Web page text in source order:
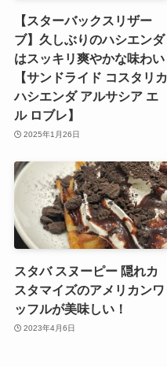
【スターバックスリザー
ブ】久しぶりのハシエンダ
はスッキリ爽やかな味わい
【サンドライド コスタリカ
ハシエンダ アルサシア エ
ル ロブレ】
2025年1月26日
スタバ スヌーピー 隠れカ
スタマイズのアメリカンワ
ッフルが美味しい！
2023年4月6日